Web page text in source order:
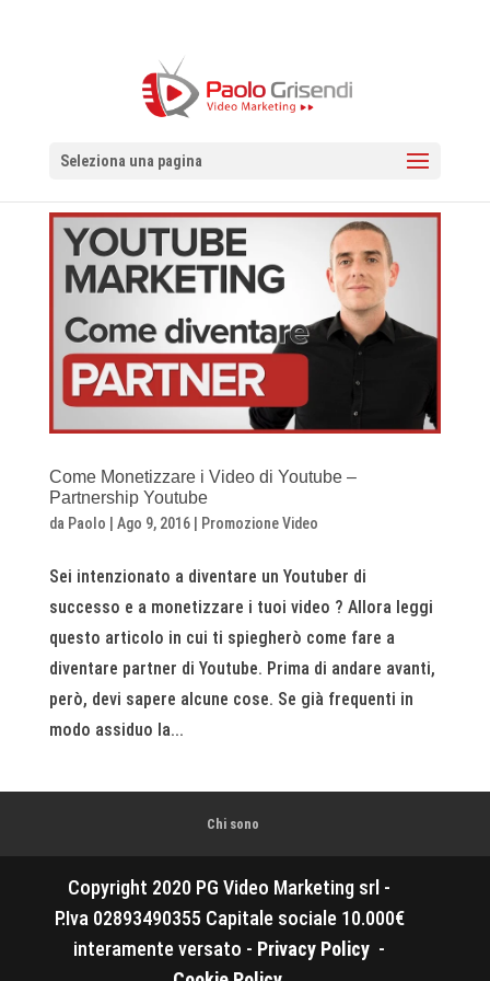
Seleziona una pagina
Come Monetizzare i Video di Youtube –
Partnership Youtube
da Paolo | Ago 9, 2016| Promozione Video
Sei intenzionato a diventare un Youtuber di
successo e a monetizzare i tuoi video ? Allora leggi
questo articolo in cui ti spiegherò come fare a
diventare partner di Youtube. Prima di andare avanti,
però, devi sapere alcune cose. Se già frequenti in
modo assiduo la...
Chi sono
Copyright 2020 PG Video Marketing srl -
P.Iva 02893490355 Capitale sociale 10.000€
interamente versato - Privacy Policy -